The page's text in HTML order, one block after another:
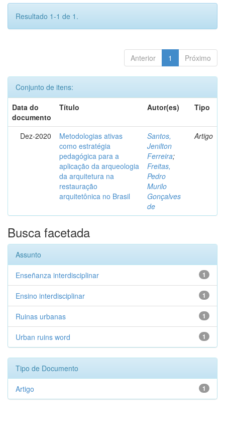
Resultado 1-1 de 1.
Anterior 1 Próximo
Conjunto de itens:
Data do
documento
Título Autor(es) Tipo
Dez-2020
Metodologias ativas
como estratégia
pedagógica para a
aplicação da arqueologia
da arquitetura na
restauração
arquitetônica no Brasil
Santos,
Jenilton
Ferreira;
Freitas,
Pedro
Murilo
Gonçalves
de
Artigo
Busca facetada
Assunto
1
Enseñanza interdisciplinar
1
Ensino interdisciplinar
1
Ruinas urbanas
1
Urban ruins word
Tipo de Documento
1
Artigo